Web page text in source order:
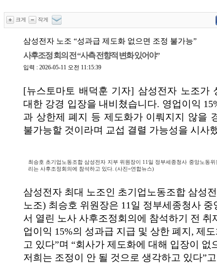
크게 작게
삼성전자 노조 “성과급 제도화 없으면 조정 불가능”
사후조정 회의 전 “사측 전향적 변화 있어야”
입력 : 2026-05-11 오전 11:15:39
[뉴스토마토 배덕훈 기자] 삼성전자 노조가
대한 강경 입장을 내비쳤습니다. 영업이익
과 상한제 폐지 등 제도화가 이뤄지지 않을
불가능할 것이라며 교섭 결렬 가능성을 시사
최승호 초기업노동조합 삼성전자 지부 위원장이 11일 정부세종청사 중앙노동
리는 사후조정회의에 참석하고 있다. (사진=연합뉴스)
삼성전자 최대 노조인 초기업노동조합 삼성
노조) 최승호 위원장은 11일 정부세종청사 중
서 열린 노사 사후조정회의에 참석하기 전
업이익 15%의 성과급 지급 및 상한 폐지 , 제
고 있다”며 “회사가 제도화에 대해 입장이 없
저희는 조정이 안 될 것으로 생각하고 있다”